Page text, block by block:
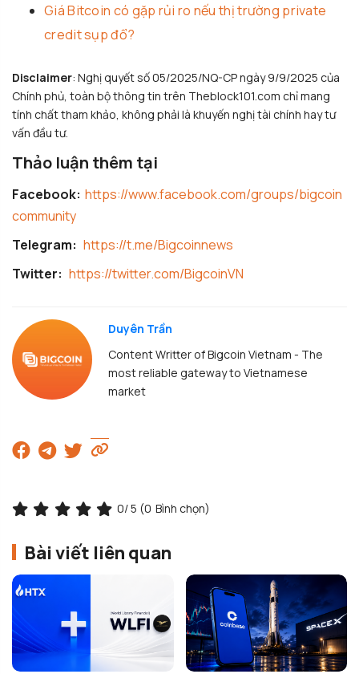
Giá Bitcoin có gặp rủi ro nếu thị trường private
credit sụp đổ?
Disclaimer: Nghị quyết số 05/2025/NQ-CP ngày 9/9/2025 của
Chính phủ, toàn bộ thông tin trên Theblock101.com chỉ mang
tính chất tham khảo, không phải là khuyến nghị tài chính hay tư
vấn đầu tư.
Thảo luận thêm tại
Facebook: https://www.facebook.com/groups/bigcoin
community
Telegram: https://t.me/Bigcoinnews
Twitter: https://twitter.com/BigcoinVN
Duyên Trần
Content Writter of Bigcoin Vietnam - The
most reliable gateway to Vietnamese
market
0/ 5 (0 Bình chọn)
Bài viết liên quan